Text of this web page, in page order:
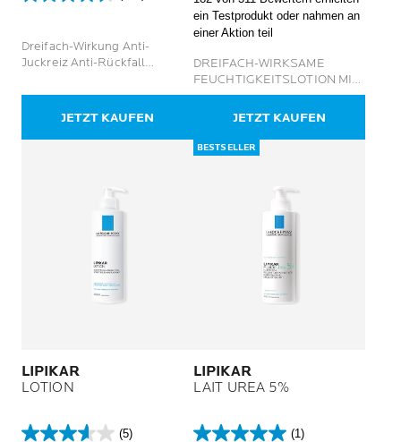
Sternen.
798
Dreifach-Wirkung Anti-
Juckreiz Anti-Rückfall
JETZT KAUFEN
5
Sternen.
Bewertungen
ein Testprodukt oder nahmen an
einer Aktion teil
DREIFACH-WIRKSAME
FEUCHTIGKEITSLOTION MIT
10% UREA
JETZT KAUFEN
LIPIKAR
LOTION
(5)
BESTSELLER
LIPIKAR
LAIT UREA 5%
(1)